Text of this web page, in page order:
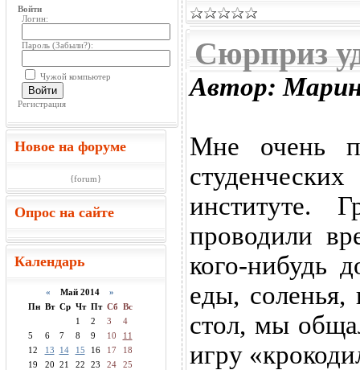
Войти
Логин:
Пароль (Забыли?):
Чужой компьютер
Войти
Регистрация
Новое на форуме
{forum}
Опрос на сайте
Календарь
« Май 2014 »
Пн Вт Ср Чт Пт Сб Вс
1
2 3
4
5
6 7 8 9 10
11
12
13 14 15 16 17
18
19
20 21 22 23 24
25
Сюрприз
Автор:
Мне очень
институте.
проводили
кого-нибудь
еды, соленья,
стол, мы
игру